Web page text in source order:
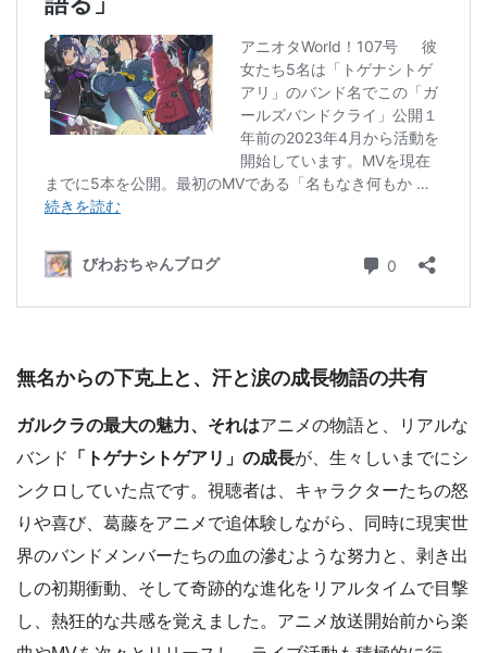
無名からの下克上と、汗と涙の成長物語の共有
ガルクラの最大の魅力、それはアニメの物語と、リアルな
バンド
「トゲナシトゲアリ」の成長が、生々しいまでにシ
ンクロしていた点です。視聴者は、キャラクターたちの怒
りや喜び、葛藤をアニメで追体験しながら、同時に現実世
界のバンドメンバーたちの血の滲むような努力と、剥き出
しの初期衝動、そして奇跡的な進化をリアルタイムで目撃
し、熱狂的な共感を覚えました。アニメ放送開始前から楽